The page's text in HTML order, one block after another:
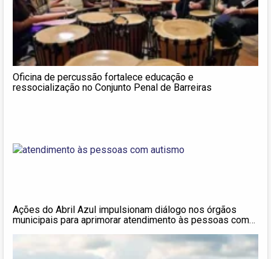
Oficina de percussão fortalece educação e
ressocialização no Conjunto Penal de Barreiras
Ações do Abril Azul impulsionam diálogo nos órgãos
municipais para aprimorar atendimento às pessoas com